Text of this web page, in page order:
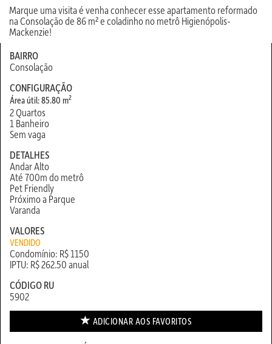
Marque uma visita é venha conhecer esse apartamento reformado
na Consolação de 86 m² e coladinho no metrô Higienópolis-
Mackenzie!
BAIRRO
Consolação
CONFIGURAÇÃO
Área útil: 85.80 m2
2 Quartos
1 Banheiro
Sem vaga
DETALHES
Andar Alto
Até 700m do metrô
Pet Friendly
Próximo a Parque
Varanda
VALORES
VENDIDO
Condomínio: R$ 1150
IPTU: R$ 262.50 anual
CÓDIGO RU
5902
ADICIONAR AOS FAVORITOS